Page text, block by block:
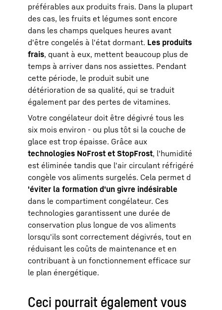
préférables aux produits frais. Dans la plupart
des cas, les fruits et légumes sont encore
dans les champs quelques heures avant
d'être congelés à l'état dormant. Les produits
frais, quant à eux, mettent beaucoup plus de
temps à arriver dans nos assiettes. Pendant
cette période, le produit subit une
détérioration de sa qualité, qui se traduit
également par des pertes de vitamines.
Votre congélateur doit être dégivré tous les
six mois environ - ou plus tôt si la couche de
glace est trop épaisse. Grâce aux
technologies NoFrost et StopFrost, l'humidité
est éliminée tandis que l'air circulant réfrigéré
congèle vos aliments surgelés. Cela permet d
'éviter la formation d'un givre indésirable
dans le compartiment congélateur. Ces
technologies garantissent une durée de
conservation plus longue de vos aliments
lorsqu'ils sont correctement dégivrés, tout en
réduisant les coûts de maintenance et en
contribuant à un fonctionnement efficace sur
le plan énergétique.
Ceci pourrait également vous